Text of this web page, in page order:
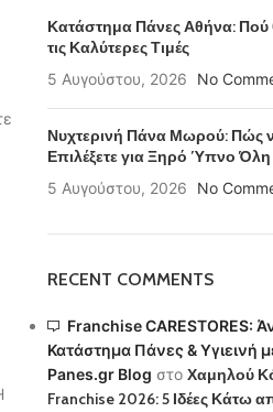
Κατάστημα Πάνες Αθήνα: Πού
τις Καλύτερες Τιμές
5 Αυγούστου, 2026 No
Νυχτερινή Πάνα Μωρού: Πώς
Επιλέξετε για Ξηρό Ύπνο
5 Αυγούστου, 2026 No
RECENT COMMENTS
Franchise CARESTORES:
Κατάστημα Πάνες & Υγιεινή
Panes.gr Blog στο Χαμηλού
Franchise 2026: 5 Ιδέες Κάτω